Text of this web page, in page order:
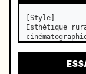
[Style]
Esthétique
naturel
de drame